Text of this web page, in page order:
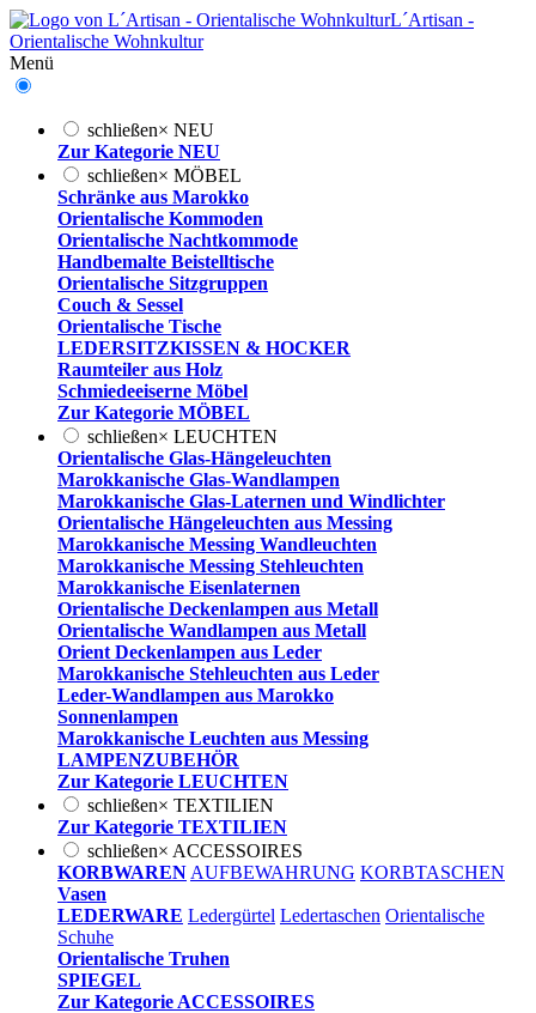
L´Artisan -
Orientalische Wohnkultur
Menü
schließen× NEU
Zur Kategorie NEU
schließen× MÖBEL
Schränke aus Marokko
Orientalische Kommoden
Orientalische Nachtkommode
Handbemalte Beistelltische
Orientalische Sitzgruppen
Couch & Sessel
Orientalische Tische
LEDERSITZKISSEN & HOCKER
Raumteiler aus Holz
Schmiedeeiserne Möbel
Zur Kategorie MÖBEL
schließen× LEUCHTEN
Orientalische Glas-Hängeleuchten
Marokkanische Glas-Wandlampen
Marokkanische Glas-Laternen und Windlichter
Orientalische Hängeleuchten aus Messing
Marokkanische Messing Wandleuchten
Marokkanische Messing Stehleuchten
Marokkanische Eisenlaternen
Orientalische Deckenlampen aus Metall
Orientalische Wandlampen aus Metall
Orient Deckenlampen aus Leder
Marokkanische Stehleuchten aus Leder
Leder-Wandlampen aus Marokko
Sonnenlampen
Marokkanische Leuchten aus Messing
LAMPENZUBEHÖR
Zur Kategorie LEUCHTEN
schließen× TEXTILIEN
Zur Kategorie TEXTILIEN
schließen× ACCESSOIRES
KORBWAREN AUFBEWAHRUNG KORBTASCHEN
Vasen
LEDERWARE Ledergürtel Ledertaschen Orientalische
Schuhe
Orientalische Truhen
SPIEGEL
Zur Kategorie ACCESSOIRES